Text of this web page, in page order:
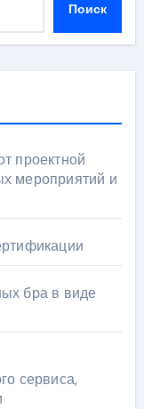
Поиск
проектной
мероприятий и
бра в виде
сервиса,